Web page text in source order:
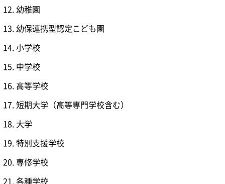
幼稚園
幼保連携型認定こども園
小学校
中学校
高等学校
短期大学（高等専門学校含む）
大学
特別支援学校
専修学校
各種学校